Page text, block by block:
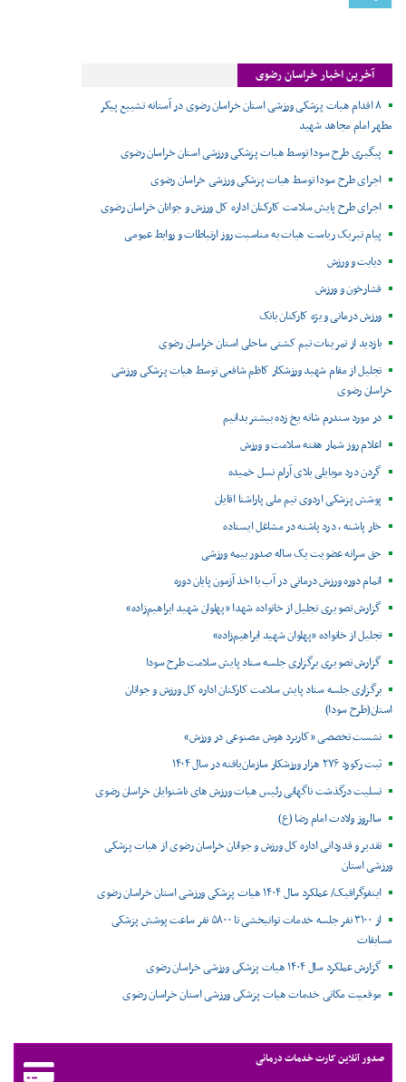
آخرین اخبار خراسان رضوی
۸ اقدام هیات پزشکی ورزشی استان خراسان رضوی در آستانه تشییع پیکر
مطهر امام مجاهد شهید
پیگیری طرح سودا توسط هیات پزشکی ورزشی استان خراسان رضوی
اجرای طرح سودا توسط هیات پزشکی ورزشی خراسان رضوی
اجرای طرح پایش سلامت کارکنان اداره کل ورزش و جوانان خراسان رضوی
پیام تبریک ریاست هیات به مناسبت روز ارتباطات و روابط عمومی
دیابت و ورزش
فشارخون و ورزش
ورزش درمانی ویژه کارکنان بانک
بازدید از تمرینات تیم کشتی ساحلی استان خراسان رضوی
تجلیل از مقام شهید ورزشکار کاظم شافعی توسط هیات پزشکی ورزشی
خراسان رضوی
در مورد سندرم شانه یخ زده بیشتر بدانیم
اعلام روز شمار هفته سلامت و ورزش
گردن درد موبایلی بلای آرام نسل خمیده
پوشش پزشکی اردوی تیم ملی پاراشنا اقایان
خار پاشنه ، درد پاشنه در مشاغل ایستاده
حق سرانه عضویت یک ساله صدور بیمه ورزشی
اتمام دوره ورزش درمانی در آب با اخذ آزمون پایان دوره
گزارش تصویری تجلیل از خانواده شهدا «پهلوان شهید ابراهیم‌زاده»
تجلیل از خانواده «پهلوان شهید ابراهیم‌زاده»
گزارش تصویری برگزاری جلسه ستاد پایش سلامت طرح سودا
برگزاری جلسه ستاد پایش سلامت کارکنان اداره کل ورزش و جوانان
استان(طرح سودا)
نشست تخصصی «کاربرد هوش مصنوعی در ورزش»
ثبت رکورد ۲۷۶ هزار ورزشکار سازمان‌یافته در سال ۱۴۰۴
تسلیت درگذشت ناگهانی رئیس هیات ورزش های ناشنوایان خراسان رضوی
سالروز ولادت امام رضا (ع)
تقدیر و قدردانی اداره کل ورزش و جوانان خراسان رضوی از هیات پزشکی
ورزشی استان
اینفوگرافیک/ عملکرد سال ۱۴۰۴ هیات پزشکی ورزشی استان خراسان رضوی
از ۳۱۰۰ نفر جلسه خدمات توانبخشی تا ۵۸۰۰ نفر ساعت پوشش پزشکی
مسابقات
گزارش عملکرد سال ۱۴۰۴ هیات پزشکی ورزشی خراسان رضوی
موقعیت مکانی خدمات هیات پزشکی ورزشی استان خراسان رضوی ‌
صدور آنلاین کارت خدمات درمانی